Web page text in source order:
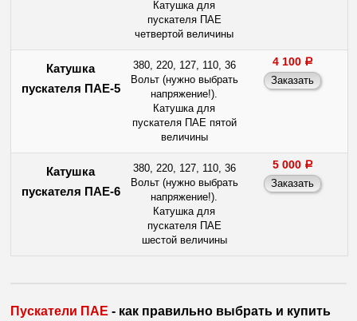
Катушка для
пускателя ПАЕ
четвертой величины
Катушка
пускателя ПАЕ-5
380, 220, 127, 110, 36
Вольт (нужно выбрать
напряжение!).
Катушка для
пускателя ПАЕ пятой
величины
4 100 a
Катушка
пускателя ПАЕ-6
380, 220, 127, 110, 36
Вольт (нужно выбрать
напряжение!).
Катушка для
пускателя ПАЕ
шестой величины
5 000 a
Пускатели ПАЕ - как правильно выбрать и купить